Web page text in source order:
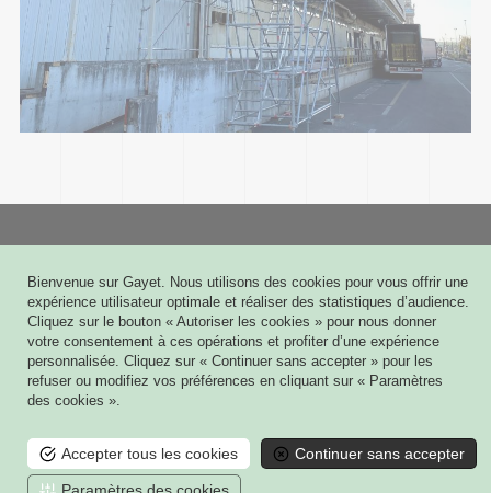
6 rue Joseph Cugnot - CS 60009
51432 TINQUEUX CEDEX
03 26 08 03 03
Contact
Mes plans 3D
Mon contrat de Maintenance
Mentions légales
Bienvenue sur Gayet. Nous utilisons des cookies pour vous offrir une
expérience utilisateur optimale et réaliser des statistiques d’audience.
Cliquez sur le bouton « Autoriser les cookies » pour nous donner
votre consentement à ces opérations et profiter d’une expérience
personnalisée. Cliquez sur « Continuer sans accepter » pour les
refuser ou modifiez vos préférences en cliquant sur « Paramètres
des cookies ».
Accepter tous les cookies Continuer sans accepter